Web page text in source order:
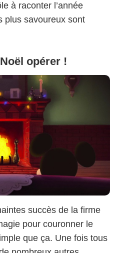
à raconter l’année
plus savoureux sont
opérer !
succès de la firme
pour couronner le
que ça. Une fois tous